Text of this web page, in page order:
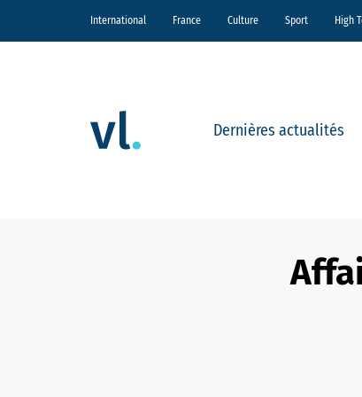
International France Culture Sport High
Dernières actualités